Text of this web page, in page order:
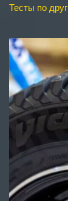
Тесты по